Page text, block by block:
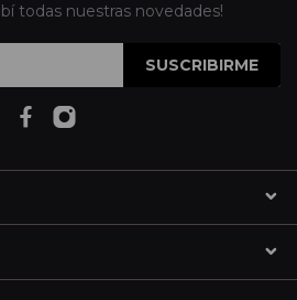
todas nuestras novedades!
SUSCRIBIRME